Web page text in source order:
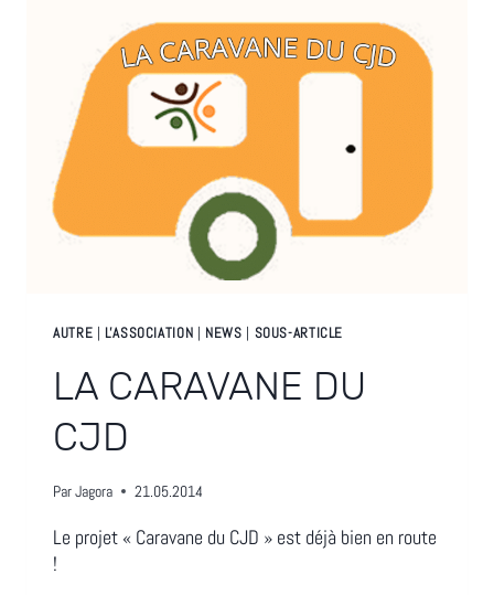
AUTRE L'ASSOCIATION NEWS SOUS-ARTICLE
LA CARAVANE DU
CJD
ParJagora 21.05.2014
Le projet « Caravane du CJD » est déjà bien en route
!